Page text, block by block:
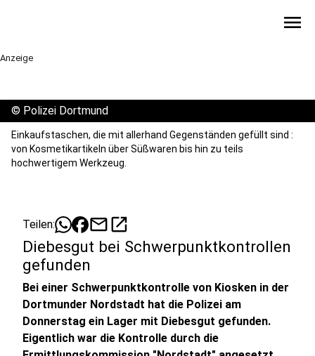
menu
Anzeige
© Polizei Dortmund
Einkaufstaschen, die mit allerhand Gegenständen gefüllt sind :
von Kosmetikartikeln über Süßwaren bis hin zu teils
hochwertigem Werkzeug.
Teilen: mailopen_in_new
Diebesgut bei Schwerpunktkontrollen
gefunden
Bei einer Schwerpunktkontrolle von Kiosken in der
Dortmunder Nordstadt hat die Polizei am
Donnerstag ein Lager mit Diebesgut gefunden.
Eigentlich war die Kontrolle durch die